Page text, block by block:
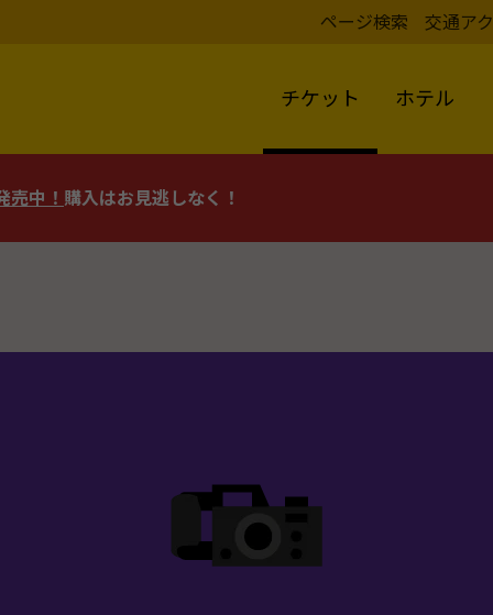
ページ検索 交通ア
チケット ホテル
売中！ 購入はお見逃しなく！